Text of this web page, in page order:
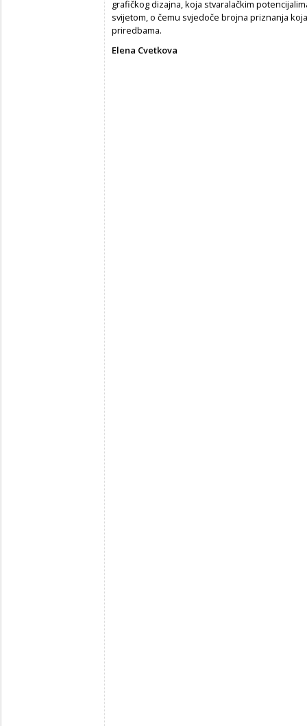
grafičkog dizajna, koja stvaralačkim
svijetom, o čemu svjedoče brojna priznanja
priredbama.
Elena Cvetkova